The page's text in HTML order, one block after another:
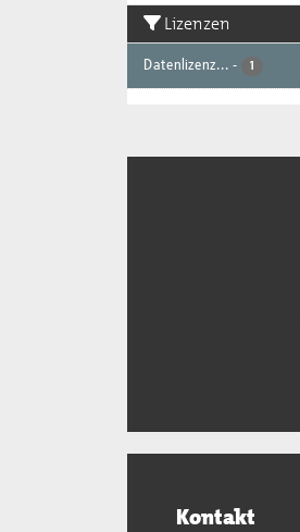
Lizenzen
Datenlizenz... - 1
Kontakt